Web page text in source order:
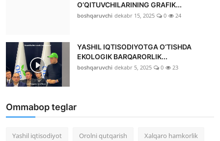
O‘QITUVCHILARINING GRAFIK...
boshqaruvchi dekabr 15, 2025 0 24
YASHIL IQTISODIYOTGA O‘TISHDA
EKOLOGIK BARQARORLIK...
boshqaruvchi dekabr 5, 2025 0 23
Ommabop teglar
Yashil iqtisodiyot Orolni qutqarish Xalqaro hamkorlik